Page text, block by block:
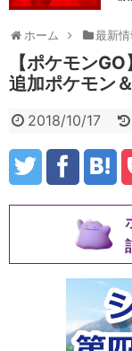
ホーム 最新情
【ポケモン
追加ポケモン
2018/10/17